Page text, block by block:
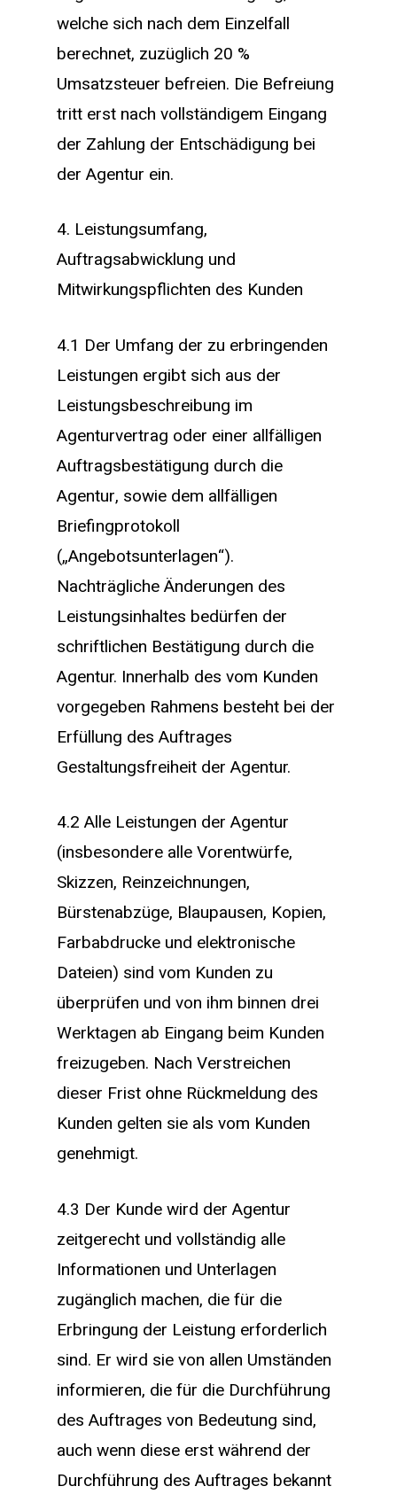
welche sich nach dem Einzelfall
berechnet, zuzüglich 20 %
Umsatzsteuer befreien. Die Befreiung
tritt erst nach vollständigem Eingang
der Zahlung der Entschädigung bei
der Agentur ein.
4. Leistungsumfang,
Auftragsabwicklung und
Mitwirkungspflichten des Kunden
4.1 Der Umfang der zu erbringenden
Leistungen ergibt sich aus der
Leistungsbeschreibung im
Agenturvertrag oder einer allfälligen
Auftragsbestätigung durch die
Agentur, sowie dem allfälligen
Briefingprotokoll
(„Angebotsunterlagen“).
Nachträgliche Änderungen des
Leistungsinhaltes bedürfen der
schriftlichen Bestätigung durch die
Agentur. Innerhalb des vom Kunden
vorgegeben Rahmens besteht bei der
Erfüllung des Auftrages
Gestaltungsfreiheit der Agentur.
4.2 Alle Leistungen der Agentur
(insbesondere alle Vorentwürfe,
Skizzen, Reinzeichnungen,
Bürstenabzüge, Blaupausen, Kopien,
Farbabdrucke und elektronische
Dateien) sind vom Kunden zu
überprüfen und von ihm binnen drei
Werktagen ab Eingang beim Kunden
freizugeben. Nach Verstreichen
dieser Frist ohne Rückmeldung des
Kunden gelten sie als vom Kunden
genehmigt.
4.3 Der Kunde wird der Agentur
zeitgerecht und vollständig alle
Informationen und Unterlagen
zugänglich machen, die für die
Erbringung der Leistung erforderlich
sind. Er wird sie von allen Umständen
informieren, die für die Durchführung
des Auftrages von Bedeutung sind,
auch wenn diese erst während der
Durchführung des Auftrages bekannt